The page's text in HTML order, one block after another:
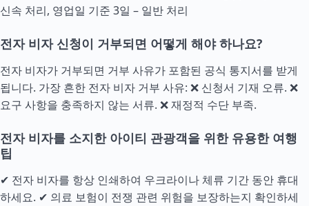
신속 처리, 영업일 기준 3일 – 일반 처리
전자 비자 신청이 거부되면 어떻게 해야 하나요?
전자 비자가 거부되면 거부 사유가 포함된 공식 통지서를 받게
됩니다. 가장 흔한 전자 비자 거부 사유: ❌ 신청서 기재 오류. ❌
요구 사항을 충족하지 않는 서류. ❌ 재정적 수단 부족.
전자 비자를 소지한 아이티 관광객을 위한 유용한 여행
팁
✔ 전자 비자를 항상 인쇄하여 우크라이나 체류 기간 동안 휴대
하세요. ✔ 의료 보험이 전쟁 관련 위험을 보장하는지 확인하세